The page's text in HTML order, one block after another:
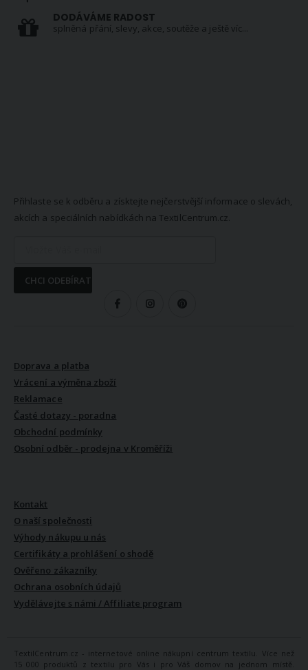
DODÁVÁME RADOST
splněná přání, slevy, akce, soutěže a ještě víc...
Přihlaste se k odběru a získtejte nejčerstvější informace o slevách,
akcích a speciálních nabídkách na TextilCentrum.cz.
CHCI ODEBÍRAT
Doprava a platba
Vrácení a výměna zboží
Reklamace
Časté dotazy - poradna
Obchodní podmínky
Osobní odběr - prodejna v Kroměříži
Kontakt
O naší společnosti
Výhody nákupu u nás
Certifikáty a prohlášení o shodě
Ověřeno zákazníky
Ochrana osobních údajů
Vydělávejte s námi / Affiliate program
TextilCentrum.cz - internetové online nákupní centrum textilu. Více než
15 000 produktů z textilu pro Vás i pro Váš domov na jednom místě.